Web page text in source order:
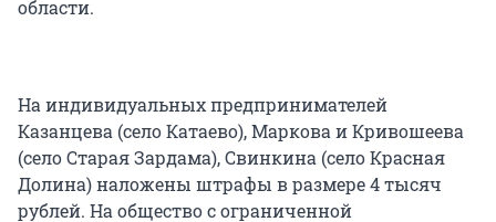
области.
На индивидуальных предпринимателей
Казанцева (село Катаево), Маркова и Кривошеева
(село Старая Зардама), Свинкина (село Красная
Долина) наложены штрафы в размере 4 тысяч
рублей. На общество с ограниченной